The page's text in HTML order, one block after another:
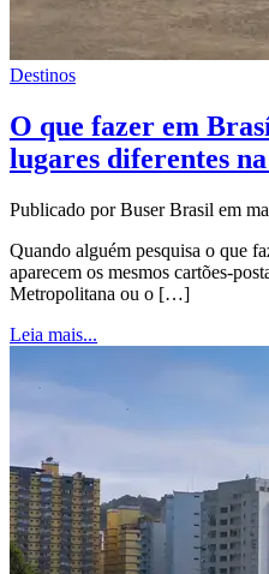
Destinos
O que fazer em
lugares diferentes
Publicado por Buser Brasil em
Quando alguém pesquisa o que
aparecem os mesmos cartões-
Metropolitana ou o […]
Leia mais...